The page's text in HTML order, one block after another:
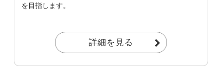
を目指します。
詳細を見る